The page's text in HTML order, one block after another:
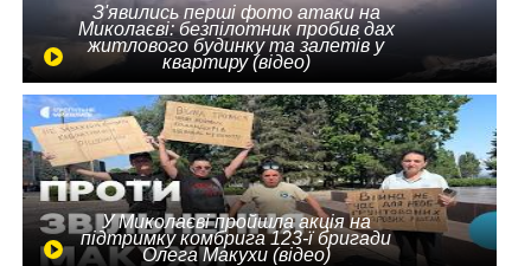
З'явились перші фото атаки на
Миколаєві: безпілотник пробив дах
житлового будинку та залетів у
квартиру (відео)
У Миколаєві пройшла акція на
підтримку комбрига 123-ї бригади
Олега Макухи (відео)